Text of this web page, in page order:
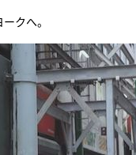
クへ。